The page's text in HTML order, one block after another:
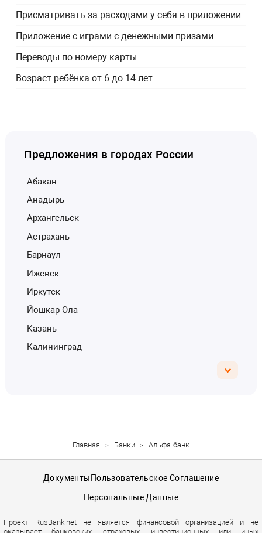
Присматривать за расходами у себя в приложении
Приложение с играми с денежными призами
Переводы по номеру карты
Возраст ребёнка от 6 до 14 лет
Предложения в городах России
Абакан
Анадырь
Архангельск
Астрахань
Барнаул
Ижевск
Иркутск
Йошкар-Ола
Казань
Калининград
Главная Банки Альфа-банк
Документы Пользовательское Соглашение
Персональные Данные
Проект RusBank.net не является финансовой организацией и не